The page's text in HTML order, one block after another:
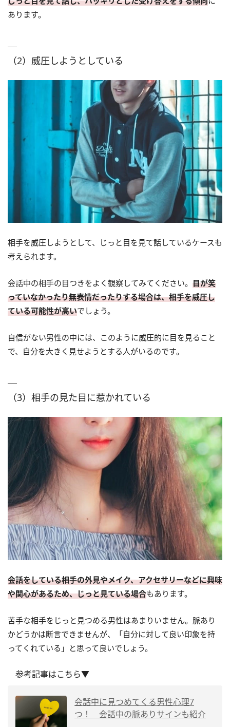
あります。
（2）威圧しようとしている
相手を威圧しようとして、じっと目を見て話しているケースも
考えられます。
会話中の相手の目つきをよく観察してみてください。 目が笑
っていなかったり無表情だったりする場合は、相手を威圧し
ている可能性が高いでしょう。
自信がない男性の中には、このように威圧的に目を見ること
で、自分を大きく見せようとする人がいるのです。
（3）相手の見た目に惹かれている
会話をしている相手の外見やメイク、アクセサリーなどに興味
や関心があるため、じっと見ている場合もあります。
苦手な相手をじっと見つめる男性はあまりいません。脈あり
かどうかは断言できませんが、「自分に対して良い印象を持
ってくれている」と思って良いでしょう。
参考記事はこちら▼
会話中に見つめてくる男性心理7
つ！ 会話中の脈ありサインも紹介